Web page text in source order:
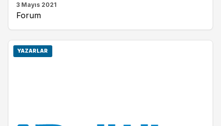
3 Mayıs 2021
Forum
YAZARLAR